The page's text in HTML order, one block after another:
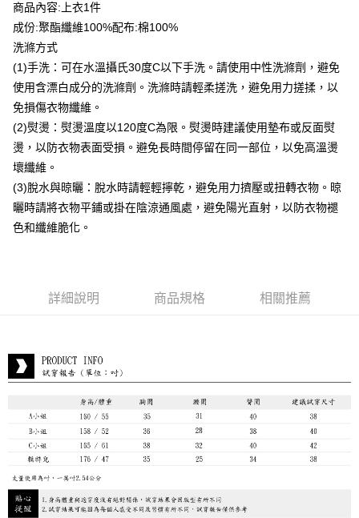
運送方式
付款後全家取貨
每筆NT$80，滿NT$399(含以上)免運費
付款後7-11取貨
每筆NT$80，滿NT$888(含以上)免運費
宅配到府
每筆NT$80，滿NT$888(含以上)免運費
貨到付款
每筆NT$80，滿NT$888(含以上)免運費
商品內容:上衣1件
成份:聚酯纖維100%配布:棉100%
洗滌方式
(1)手洗：可在水溫攝氏30度C以下手洗。請使用中性洗滌劑，避免
使用含漂白成分的洗滌劑。洗滌時請輕柔搓洗，避免用力搓揉，以
免損傷衣物纖維。
(2)熨燙：熨燙溫度以120度C為限。熨燙時建議使用墊布或反面熨
燙，以防衣物表面受損。避免長時間停留在同一部位，以免高溫燙
壞纖維。
(3)脫水與晾曬：脫水時請輕輕擰乾，避免用力擠壓或扭轉衣物。晾
曬時請將衣物平鋪或掛在陰涼通風處，避免陽光直射，以防衣物褪
色和纖維脆化。
詳細說明 商品規格 相關推薦